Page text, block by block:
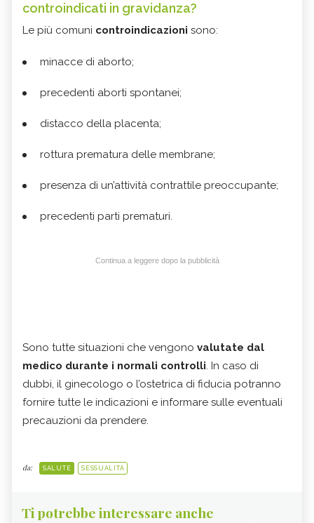
controindicati in gravidanza?
Le più comuni controindicazioni sono:
minacce di aborto;
precedenti aborti spontanei;
distacco della placenta;
rottura prematura delle membrane;
presenza di un’attività contrattile preoccupante;
precedenti parti prematuri.
Continua a leggere dopo la pubblicità
Sono tutte situazioni che vengono valutate dal
medico durante i normali controlli. In caso di
dubbi, il ginecologo o l’ostetrica di fiducia potranno
fornire tutte le indicazioni e informare sulle eventuali
precauzioni da prendere.
da: SALUTE SESSUALITÀ
Ti potrebbe interessare anche